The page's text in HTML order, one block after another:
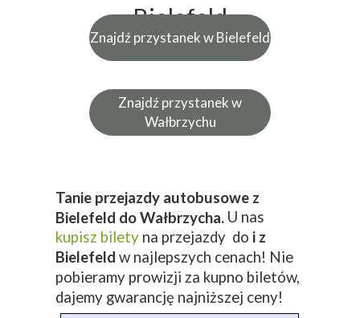
Znajdź przystanek w Bielefeld
Znajdź przystanek w
Wałbrzychu
Bielefeld
Tanie przejazdy autobusowe z
Bielefeld do Wałbrzycha. U nas
kupisz bilety na przejazdy do i z
Bielefeld w najlepszych cenach! Nie
pobieramy prowizji za kupno biletów,
dajemy gwarancję najniższej ceny!